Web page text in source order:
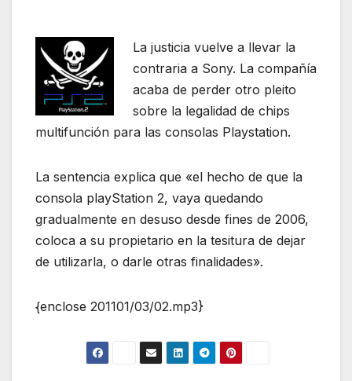
La justicia vuelve a llevar la
contraria a Sony. La compañía
acaba de perder otro pleito
sobre la legalidad de chips
multifunción para las consolas Playstation.
La sentencia explica que «el hecho de que la
consola playStation 2, vaya quedando
gradualmente en desuso desde fines de 2006,
coloca a su propietario en la tesitura de dejar
de utilizarla, o darle otras finalidades».
{enclose 201101/03/02.mp3}